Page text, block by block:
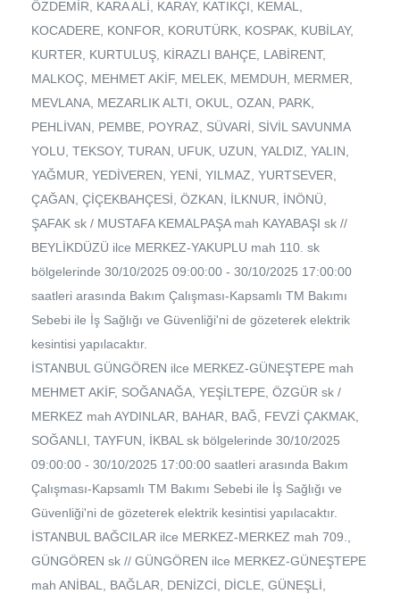
ÖZDEMİR, KARA ALİ, KARAY, KATIKÇI, KEMAL,
KOCADERE, KONFOR, KORUTÜRK, KOSPAK, KUBİLAY,
KURTER, KURTULUŞ, KİRAZLI BAHÇE, LABİRENT,
MALKOÇ, MEHMET AKİF, MELEK, MEMDUH, MERMER,
MEVLANA, MEZARLIK ALTI, OKUL, OZAN, PARK,
PEHLİVAN, PEMBE, POYRAZ, SÜVARİ, SİVİL SAVUNMA
YOLU, TEKSOY, TURAN, UFUK, UZUN, YALDIZ, YALIN,
YAĞMUR, YEDİVEREN, YENİ, YILMAZ, YURTSEVER,
ÇAĞAN, ÇİÇEKBAHÇESİ, ÖZKAN, İLKNUR, İNÖNÜ,
ŞAFAK sk / MUSTAFA KEMALPAŞA mah KAYABAŞI sk //
BEYLİKDÜZÜ ilce MERKEZ-YAKUPLU mah 110. sk
bölgelerinde 30/10/2025 09:00:00 - 30/10/2025 17:00:00
saatleri arasında Bakım Çalışması-Kapsamlı TM Bakımı
Sebebi ile İş Sağlığı ve Güvenliği'ni de gözeterek elektrik
kesintisi yapılacaktır.
İSTANBUL GÜNGÖREN ilce MERKEZ-GÜNEŞTEPE mah
MEHMET AKİF, SOĞANAĞA, YEŞİLTEPE, ÖZGÜR sk /
MERKEZ mah AYDINLAR, BAHAR, BAĞ, FEVZİ ÇAKMAK,
SOĞANLI, TAYFUN, İKBAL sk bölgelerinde 30/10/2025
09:00:00 - 30/10/2025 17:00:00 saatleri arasında Bakım
Çalışması-Kapsamlı TM Bakımı Sebebi ile İş Sağlığı ve
Güvenliği'ni de gözeterek elektrik kesintisi yapılacaktır.
İSTANBUL BAĞCILAR ilce MERKEZ-MERKEZ mah 709.,
GÜNGÖREN sk // GÜNGÖREN ilce MERKEZ-GÜNEŞTEPE
mah ANİBAL, BAĞLAR, DENİZCİ, DİCLE, GÜNEŞLİ,